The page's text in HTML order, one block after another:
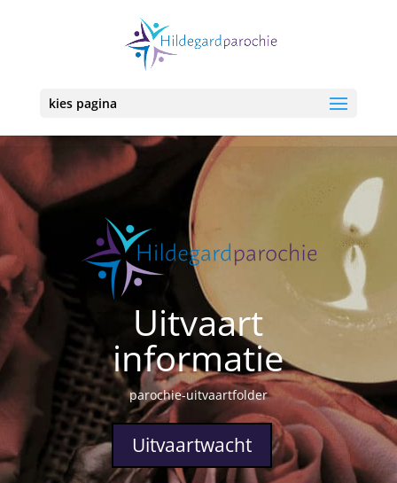
kies pagina
Uitvaart
informatie
parochie-uitvaartfolder
Uitvaartwacht